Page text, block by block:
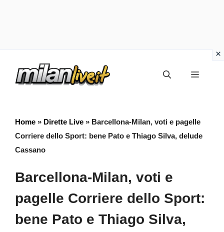
Menu
Home » Dirette Live » Barcellona-Milan, voti e pagelle
Corriere dello Sport: bene Pato e Thiago Silva, delude
Cassano
Barcellona-Milan, voti e
pagelle Corriere dello Sport:
bene Pato e Thiago Silva,